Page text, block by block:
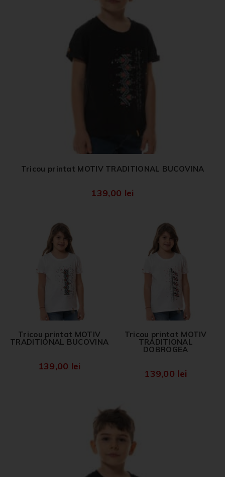
Tricou printat MOTIV TRADITIONAL BUCOVINA
139,00 lei
Tricou printat MOTIV
TRADITIONAL BUCOVINA
139,00 lei
Tricou printat MOTIV
TRADITIONAL
DOBROGEA
139,00 lei